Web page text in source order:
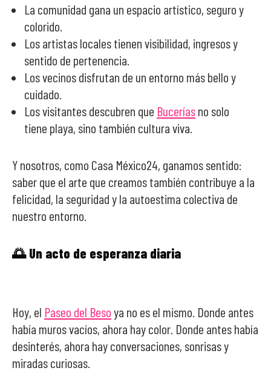
La comunidad gana un espacio artístico, seguro y
colorido.
Los artistas locales tienen visibilidad, ingresos y
sentido de pertenencia.
Los vecinos disfrutan de un entorno más bello y
cuidado.
Los visitantes descubren que Buceríasno solo
tiene playa, sino también cultura viva.
Y nosotros, como Casa México24, ganamos sentido:
saber que el arte que creamos también contribuye a la
felicidad, la seguridad y la autoestima colectiva de
nuestro entorno.
🌅 Un acto de esperanza diaria
Hoy, el Paseo del Besoya no es el mismo. Donde antes
había muros vacíos, ahora hay color. Donde antes había
desinterés, ahora hay conversaciones, sonrisas y
miradas curiosas.